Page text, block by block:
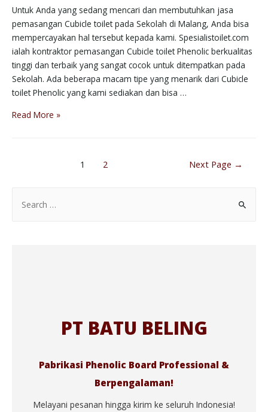
Untuk Anda yang sedang mencari dan membutuhkan jasa
pemasangan Cubicle toilet pada Sekolah di Malang, Anda bisa
mempercayakan hal tersebut kepada kami. Spesialistoilet.com
ialah kontraktor pemasangan Cubicle toilet Phenolic berkualitas
tinggi dan terbaik yang sangat cocok untuk ditempatkan pada
Sekolah. Ada beberapa macam tipe yang menarik dari Cubicle
toilet Phenolic yang kami sediakan dan bisa …
Read More »
1 2 Next Page →
PT BATU BELING
Pabrikasi Phenolic Board Professional &
Berpengalaman!
Melayani pesanan hingga kirim ke seluruh Indonesia!